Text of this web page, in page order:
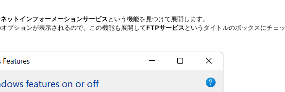
ットインフォーメーションサービスという機能を見つけて展開します。
プションが表示されるので、この機能も展開してFTPサービスというタイトルのボックスにチェッ